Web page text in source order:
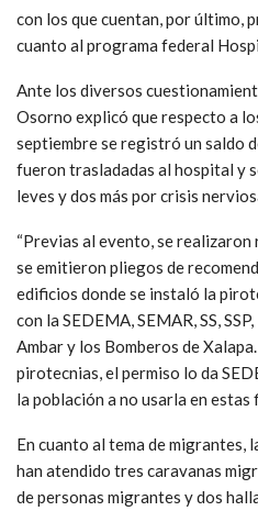
con los que cuentan, por último,
cuanto al programa federal
Ante los diversos
Osorno explicó que respecto a
septiembre se registró un saldo
fueron trasladadas al hospital y
leves y dos más por crisis
“Previas al evento, se
se emitieron pliegos de
edificios donde se instaló la
con la SEDEMA, SEMAR, SS,
Ambar y los Bomberos de
pirotecnias, el permiso lo da
la población a no usarla en estas
En cuanto al tema de migrantes,
han atendido tres caravanas
de personas migrantes y dos